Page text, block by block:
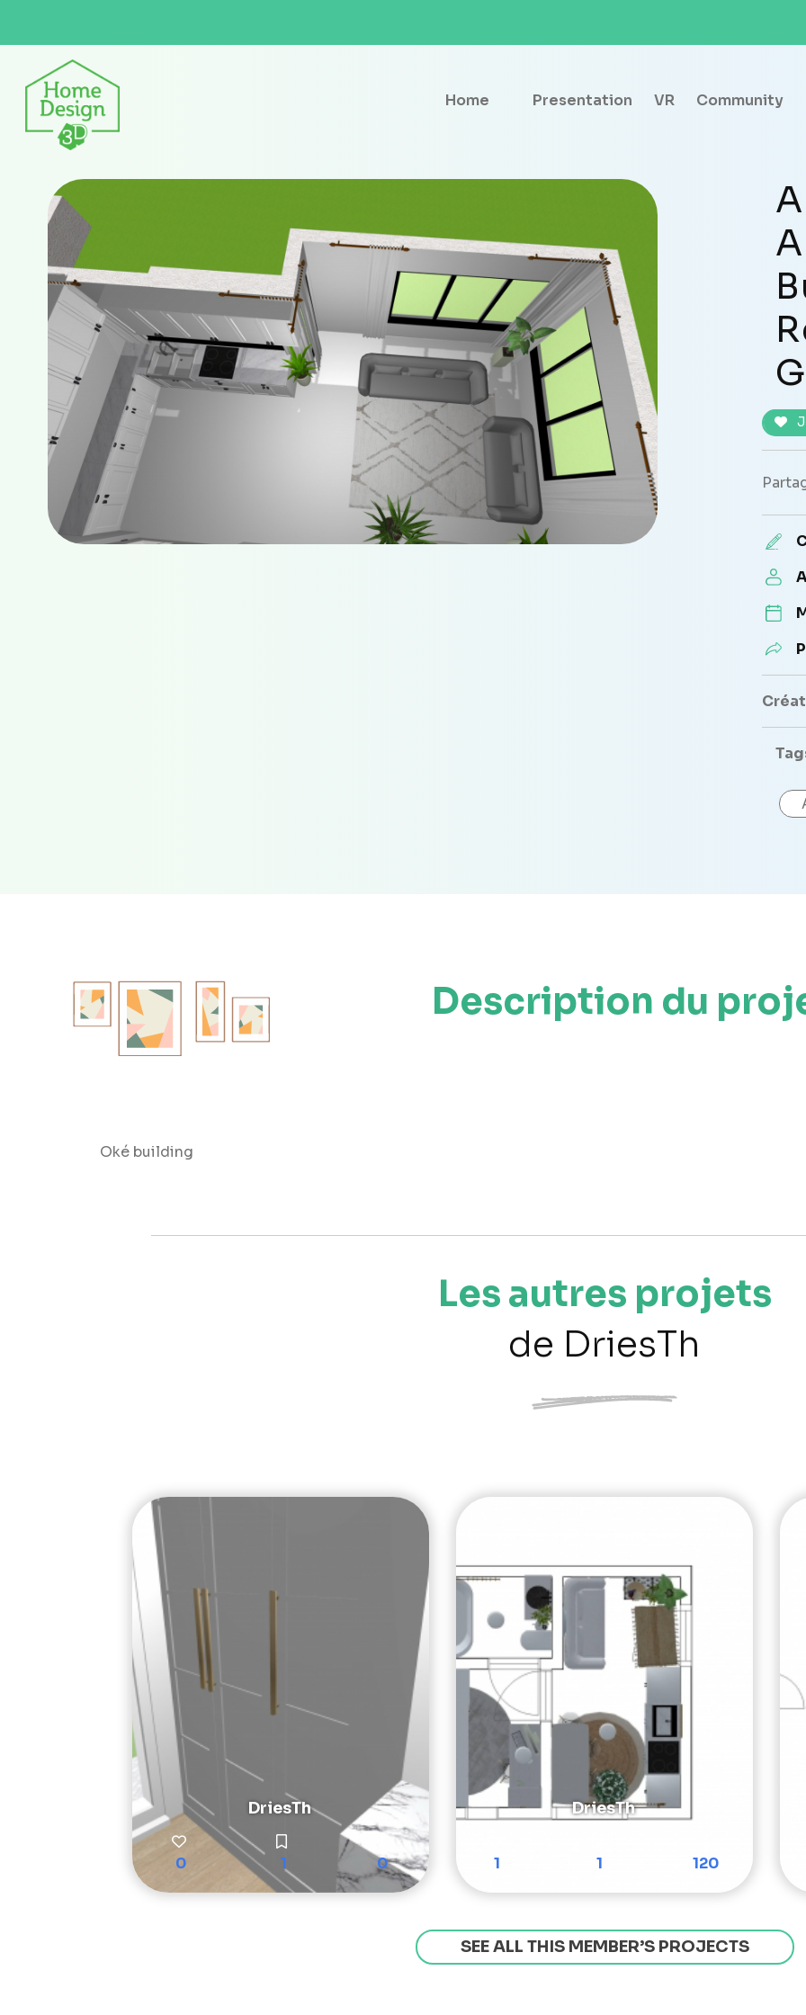
Home Presentation VR Community
Description du
Oké building
Les autres projets
de DriesTh
DriesTh
0 1 0
DriesTh
1 1 120
SEE ALL THIS MEMBER’S PROJECTS